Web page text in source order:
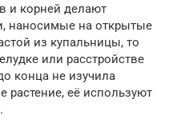
и корней делают
наносимые на открытые
из купальницы, то
или расстройстве
конца не изучила
растение, её используют